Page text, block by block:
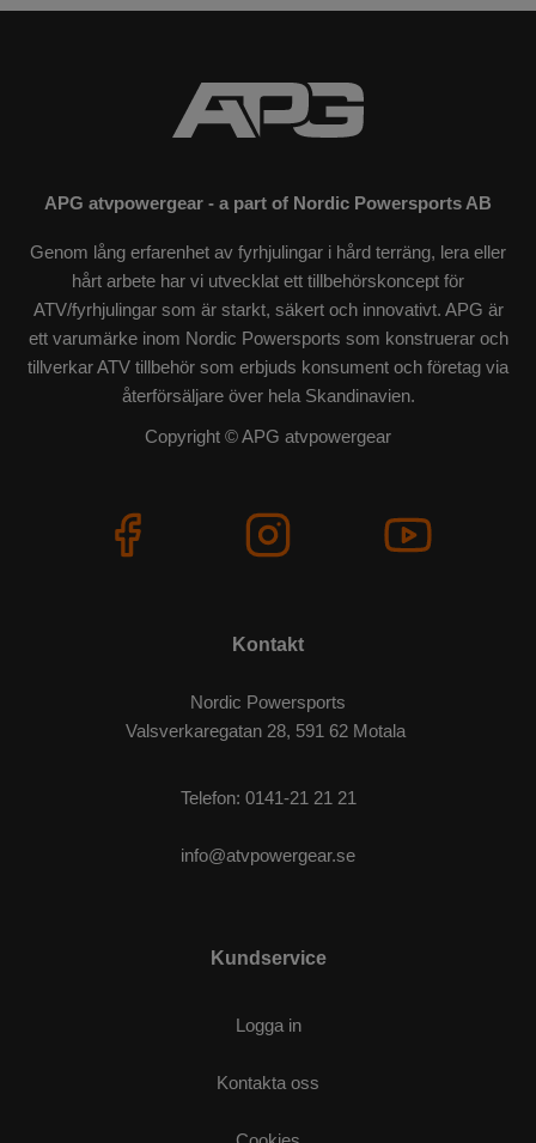
APG atvpowergear - a part of Nordic Powersports AB
Genom lång erfarenhet av fyrhjulingar i hård terräng, lera eller
hårt arbete har vi utvecklat ett tillbehörskoncept för
ATV/fyrhjulingar som är starkt, säkert och innovativt. APG är
ett varumärke inom Nordic Powersports som konstruerar och
tillverkar ATV tillbehör som erbjuds konsument och företag via
återförsäljare över hela Skandinavien.
Copyright © APG atvpowergear
Kontakt
Nordic Powersports
Valsverkaregatan 28, 591 62 Motala
Telefon: 0141-21 21 21
info@atvpowergear.se
Kundservice
Logga in
Kontakta oss